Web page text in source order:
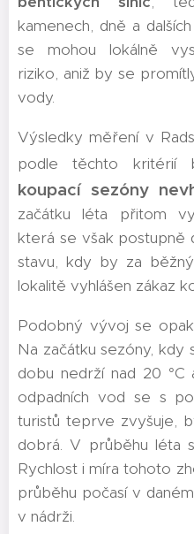
kamenech, dně a
se mohou lokálně
riziko, aniž by se
vody.
Výsledky měření v
podle těchto kritérií
koupací sezóny
začátku léta přitom
která se však postupně
stavu, kdy by za
lokalitě vyhlášen zákaz
Podobný vývoj se
Na začátku sezóny,
dobu nedrží nad 20
odpadních vod se s
turistů teprve zvyšuje,
dobrá. V průběhu léta
Rychlost i míra tohoto
průběhu počasí v
v nádrži.